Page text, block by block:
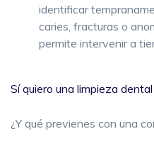
identificar
caries, fracturas o
permite intervenir a
Sí quiero una limpieza
¿Y qué previenes con una